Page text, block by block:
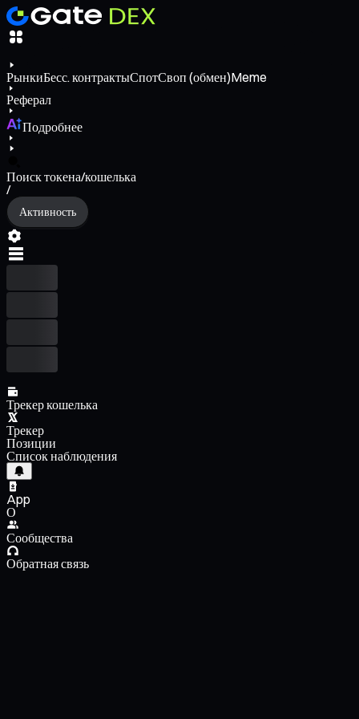
РынкиБесс. контрактыСпотСвоп (обмен)Meme
Реферал
Подробнее
Поиск токена/кошелька
/
Активность
Трекер кошелька
Трекер
Позиции
Список наблюдения
App
О
Сообщества
Обратная связь